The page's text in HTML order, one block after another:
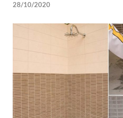
28/10/2020